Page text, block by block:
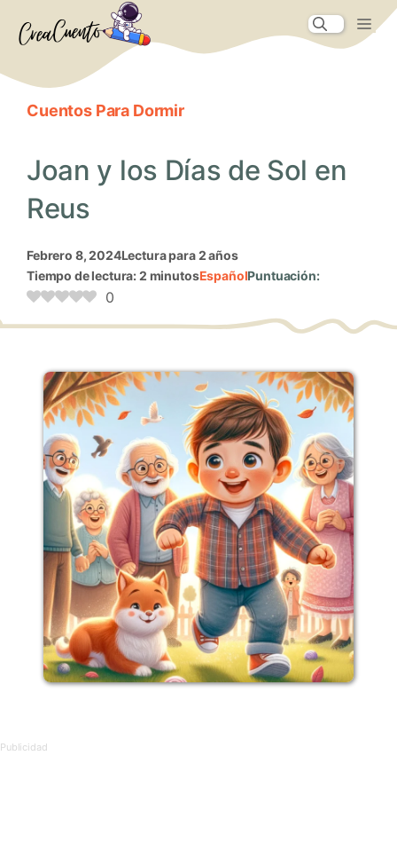
Cuentos Para Dormir
Joan y los Días de Sol en
Reus
febrero 8, 2024Lectura para 2 años
Tiempo de lectura: 2 minutosEspañolPuntuación:
0